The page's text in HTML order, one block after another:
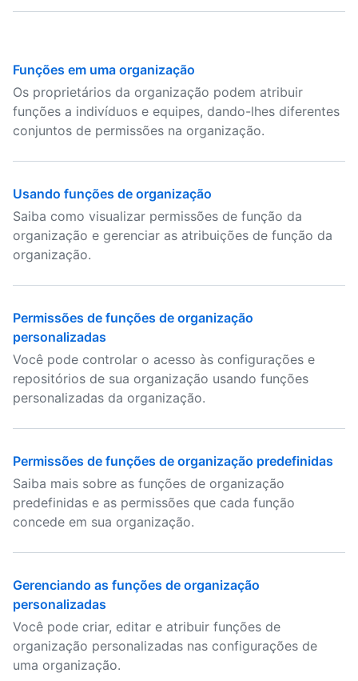
Funções em uma organização
Os proprietários da organização podem atribuir
funções a indivíduos e equipes, dando-lhes diferentes
conjuntos de permissões na organização.
Usando funções de organização
Saiba como visualizar permissões de função da
organização e gerenciar as atribuições de função da
organização.
Permissões de funções de organização
personalizadas
Você pode controlar o acesso às configurações e
repositórios de sua organização usando funções
personalizadas da organização.
Permissões de funções de organização predefinidas
Saiba mais sobre as funções de organização
predefinidas e as permissões que cada função
concede em sua organização.
Gerenciando as funções de organização
personalizadas
Você pode criar, editar e atribuir funções de
organização personalizadas nas configurações de
uma organização.